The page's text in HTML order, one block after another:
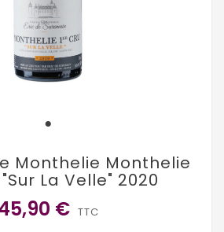
Monthelie Monthelie
La Velle" 2020
€ TTC